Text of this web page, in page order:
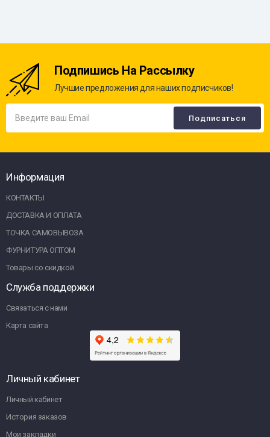
Подпишись На Рассылку
Лучшие предложения для наших подписчиков!
Информация
КОНТАКТЫ
ДОСТАВКА И ОПЛАТА
ТОЧКА САМОВЫВОЗА
ФУРНИТУРА ОПТОМ
Товары со скидкой
Служба поддержки
Связаться с нами
Карта сайта
Личный кабинет
Личный кабинет
История заказов
Мои закладки